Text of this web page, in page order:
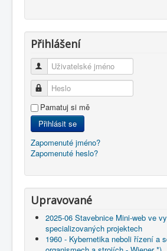
Přihlášení
Uživatelské jméno
Heslo
Pamatuj si mě
Přihlásit se
Zapomenuté jméno?
Zapomenuté heslo?
Upravované
2025-06 Stavebnice Mini-web ve
specializovaných projektech
1960 - Kybernetika neboli řízení a